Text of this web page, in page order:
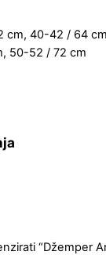
cm, 40-42 / 64
50-52 / 72 cm
“Džemper